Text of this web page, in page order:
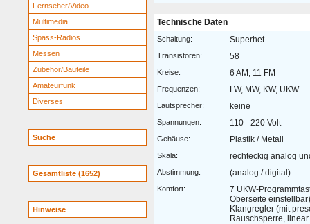
Fernseher/Video
Multimedia
Spass-Radios
Messen
Zubehör/Bauteile
Amateurfunk
Diverses
Suche
Gesamtliste (1652)
Hinweise
Technische Daten
Schaltung: Superhet
Transistoren: 58
Kreise: 6 AM, 11 FM
Frequenzen: LW, MW, KW, UKW
Lautsprecher: keine
Spannungen: 110 - 220 Volt
Gehäuse: Plastik / Metall
Skala: rechteckig analog
Abstimmung: (analog / digital)
Komfort:
7 UKW-
Oberseite
Klangregler (mit
Rauschsperre,